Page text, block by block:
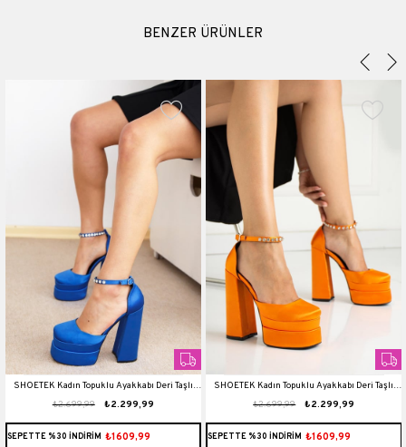
BENZER ÜRÜNLER
SHOETEK Kadın Topuklu Ayakkabı Deri Taşlı
Çift Platformlu Rianna Saks Mavi
₺2.299,99
₺2.699,99
SEPETTE %30 İNDİRİM ₺1609,99
SHOETEK Kadın Topuklu Ayakkabı Deri Taşlı
Çift Platformlu Rianna Turuncu
₺2.299,99
₺2.699,99
SEPETTE %30 İNDİRİM ₺1609,99